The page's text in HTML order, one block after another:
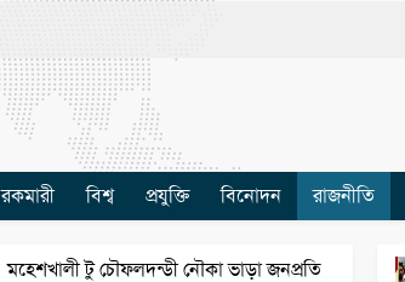
রকমারী বিশ্ব প্রযুক্তি বিনোদন রাজনীতি
মহেশখালী টু চৌফলদন্ডী নৌকা ভাড়া জনপ্রতি